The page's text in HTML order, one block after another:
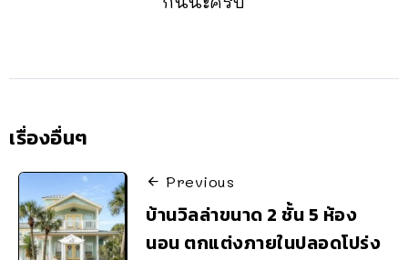
เรื่องอื่นๆ
Previous
บ้านวิลล่าขนาด 2 ชั้น 5 ห้อง
นอน ตกแต่งภายในปลอดโปร่ง